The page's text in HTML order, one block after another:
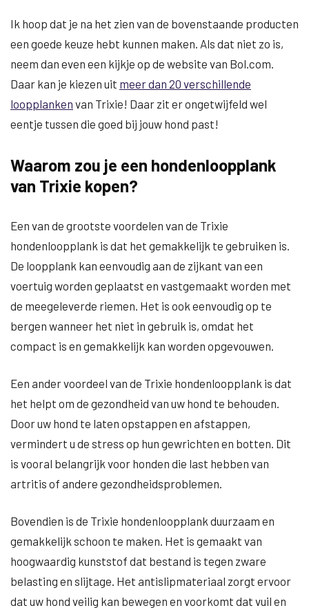
Ik hoop dat je na het zien van de bovenstaande producten
een goede keuze hebt kunnen maken. Als dat niet zo is,
neem dan even een kijkje op de website van Bol.com.
Daar kan je kiezen uit meer dan 20 verschillende
loopplanken van Trixie! Daar zit er ongetwijfeld wel
eentje tussen die goed bij jouw hond past!
Waarom zou je een hondenloopplank
van Trixie kopen?
Een van de grootste voordelen van de Trixie
hondenloopplank is dat het gemakkelijk te gebruiken is.
De loopplank kan eenvoudig aan de zijkant van een
voertuig worden geplaatst en vastgemaakt worden met
de meegeleverde riemen. Het is ook eenvoudig op te
bergen wanneer het niet in gebruik is, omdat het
compact is en gemakkelijk kan worden opgevouwen.
Een ander voordeel van de Trixie hondenloopplank is dat
het helpt om de gezondheid van uw hond te behouden.
Door uw hond te laten opstappen en afstappen,
vermindert u de stress op hun gewrichten en botten. Dit
is vooral belangrijk voor honden die last hebben van
artritis of andere gezondheidsproblemen.
Bovendien is de Trixie hondenloopplank duurzaam en
gemakkelijk schoon te maken. Het is gemaakt van
hoogwaardig kunststof dat bestand is tegen zware
belasting en slijtage. Het antislipmateriaal zorgt ervoor
dat uw hond veilig kan bewegen en voorkomt dat vuil en